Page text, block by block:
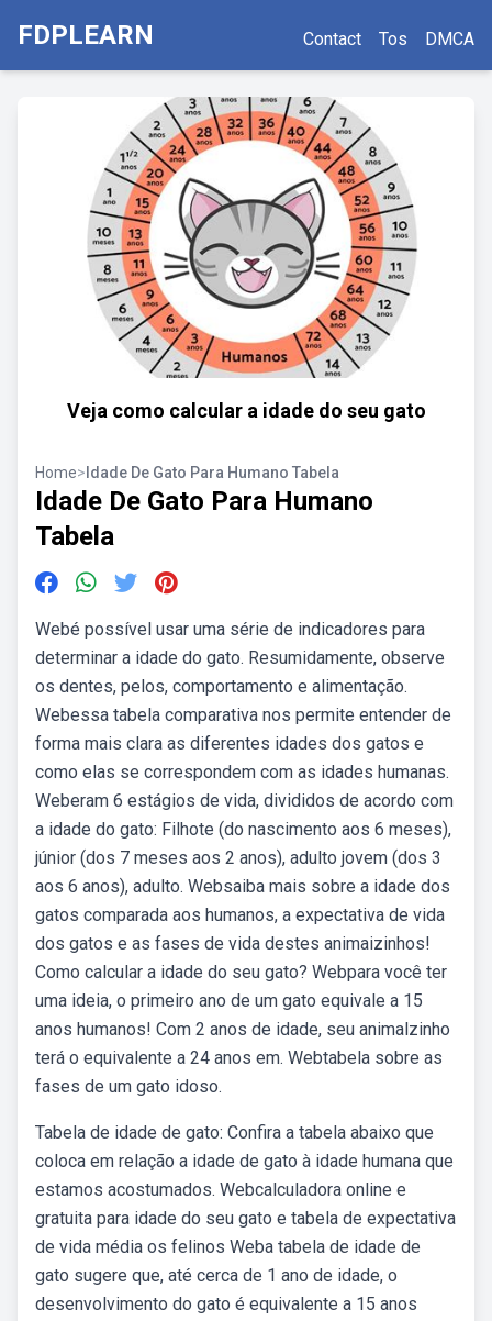
FDPLEARN Contact Tos DMCA
Veja como calcular a idade do seu gato
Home> Idade De Gato Para Humano Tabela
Idade De Gato Para Humano
Tabela
Webé possível usar uma série de indicadores para
determinar a idade do gato. Resumidamente, observe
os dentes, pelos, comportamento e alimentação.
Webessa tabela comparativa nos permite entender de
forma mais clara as diferentes idades dos gatos e
como elas se correspondem com as idades humanas.
Weberam 6 estágios de vida, divididos de acordo com
a idade do gato: Filhote (do nascimento aos 6 meses),
júnior (dos 7 meses aos 2 anos), adulto jovem (dos 3
aos 6 anos), adulto. Websaiba mais sobre a idade dos
gatos comparada aos humanos, a expectativa de vida
dos gatos e as fases de vida destes animaizinhos!
Como calcular a idade do seu gato? Webpara você ter
uma ideia, o primeiro ano de um gato equivale a 15
anos humanos! Com 2 anos de idade, seu animalzinho
terá o equivalente a 24 anos em. Webtabela sobre as
fases de um gato idoso.
Tabela de idade de gato: Confira a tabela abaixo que
coloca em relação a idade de gato à idade humana que
estamos acostumados. Webcalculadora online e
gratuita para idade do seu gato e tabela de expectativa
de vida média os felinos Weba tabela de idade de
gato sugere que, até cerca de 1 ano de idade, o
desenvolvimento do gato é equivalente a 15 anos